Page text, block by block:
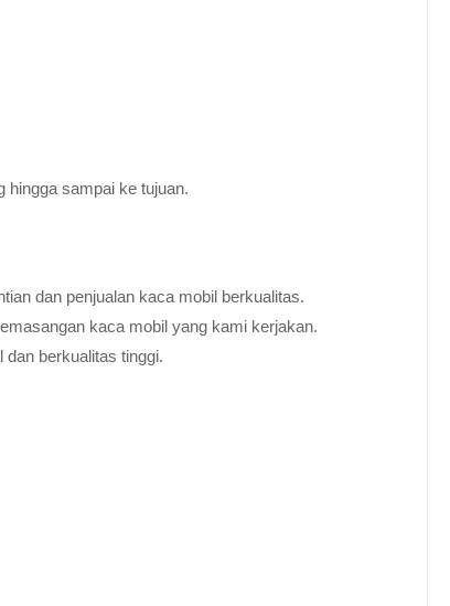
hingga sampai ke tujuan.
dan penjualan kaca mobil berkualitas.
kaca mobil yang kami kerjakan.
berkualitas tinggi.